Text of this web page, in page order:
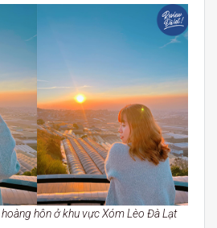
hôn ở khu vực Xóm Lèo Đà Lạt